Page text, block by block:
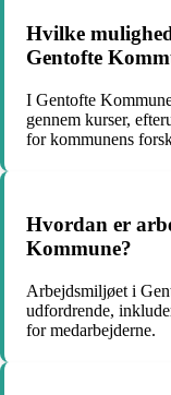
Hvilke
Gentofte
I Gentofte
gennem kurser,
for kommunens
Hvordan er
Kommune?
Arbejdsmiljøet i
udfordrende,
for medarbejderne.